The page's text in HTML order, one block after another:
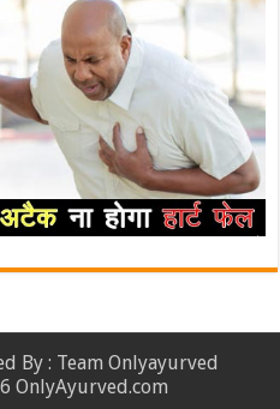
By : Team Onlyayurved
OnlyAyurved.com